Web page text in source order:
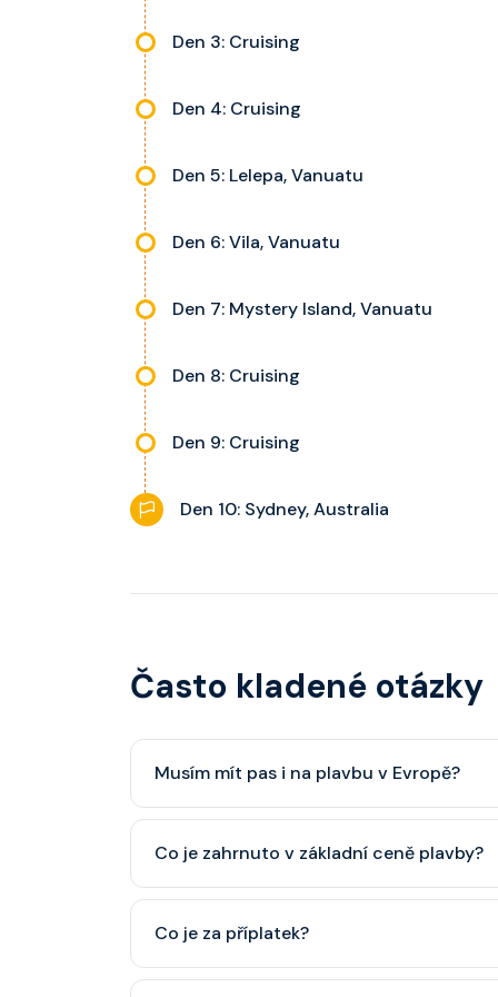
Den 3: Cruising
Den 4: Cruising
Den 5: Lelepa, Vanuatu
Den 6: Vila, Vanuatu
Den 7: Mystery Island, Vanuatu
Den 8: Cruising
Den 9: Cruising
Den 10: Sydney, Australia
Často kladené otázky
Musím mít pas i na plavbu v Evropě?
minimálně 6 měsíců po skončení plavby.
Co je zahrnuto v základní ceně plavby?
nápoje (voda, čaj, káva, limonády apod.).
Co je za příplatek?